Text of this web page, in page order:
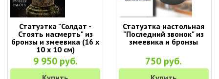
Статуэтка "Солдат -
Стоять насмерть" из
бронзы и змеевика (16 х
10 х 10 см)
9 950 руб.
Статуэтка настольная
"Последний звонок" из
змеевика и бронзы
750 руб.